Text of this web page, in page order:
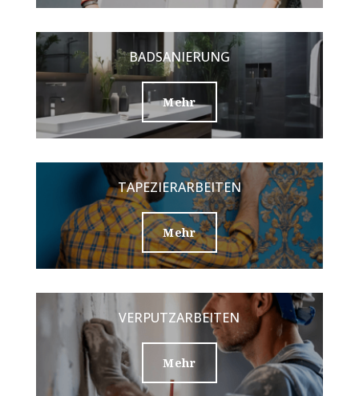
BADSANIERUNG
Mehr
TAPEZIERARBEITEN
Mehr
VERPUTZARBEITEN
Mehr